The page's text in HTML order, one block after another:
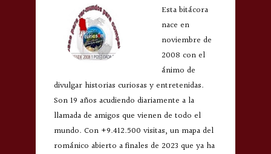
Esta bitácora
nace en
noviembre de
2008 con el
ánimo de
divulgar historias curiosas y entretenidas.
Son 19 años acudiendo diariamente a la
llamada de amigos que vienen de todo el
mundo. Con +9.412.500 visitas, un mapa del
románico abierto a finales de 2023 que ya ha